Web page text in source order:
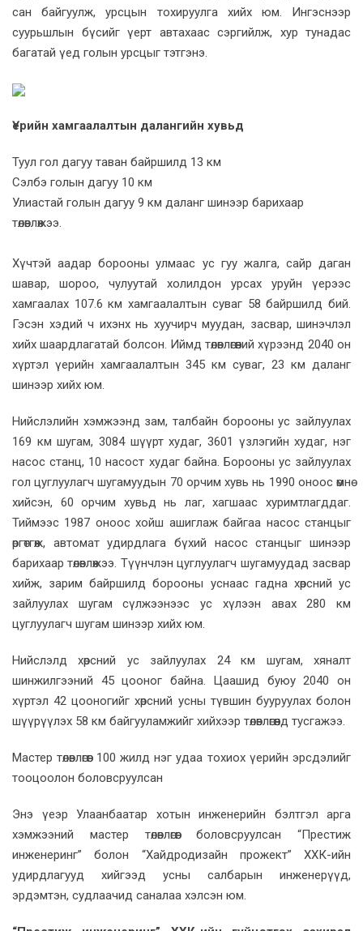
сан байгуулж, урсцын тохируулга хийх юм. Ингэснээр
суурьшлын бүсийг үерт автахаас сэргийлж, хур тунадас
багатай үед голын урсцыг тэтгэнэ.
Үерийн хамгаалалтын далангийн хувьд
Туул гол дагуу таван байршилд 13 км
Сэлбэ голын дагуу 10 км
Улиастай голын дагуу 9 км даланг шинээр барихаар
төлөвлөжээ.
Хүчтэй аадар борооны улмаас ус гуу жалга, сайр даган
шавар, шороо, чулуутай холилдон урсах уруйн үерээс
хамгаалах 107.6 км хамгаалалтын суваг 58 байршилд бий.
Гэсэн хэдий ч ихэнх нь хуучирч муудан, засвар, шинэчлэл
хийх шаардлагатай болсон. Иймд төлөвлөгөөний хүрээнд 2040 он
хүртэл үерийн хамгаалалтын 345 км суваг, 23 км даланг
шинээр хийх юм.
Нийслэлийн хэмжээнд зам, талбайн борооны ус зайлуулах
169 км шугам, 3084 шүүрт худаг, 3601 үзлэгийн худаг, нэг
насос станц, 10 насост худаг байна. Борооны ус зайлуулах
гол цуглуулагч шугамуудын 70 орчим хувь нь 1990 оноос өмнө
хийсэн, 60 орчим хувьд нь лаг, хагшаас хуримтлагддаг.
Тиймээс 1987 оноос хойш ашиглаж байгаа насос станцыг
өргөтгөж, автомат удирдлага бүхий насос станцыг шинээр
барихаар төлөвлөжээ. Түүнчлэн цуглуулагч шугамуудад засвар
хийж, зарим байршилд борооны уснаас гадна хөрсний ус
зайлуулах шугам сүлжээнээс ус хүлээн авах 280 км
цуглуулагч шугам шинээр хийх юм.
Нийслэлд хөрсний ус зайлуулах 24 км шугам, хяналт
шинжилгээний 45 цооног байна. Цаашид буюу 2040 он
хүртэл 42 цооногийг хөрсний усны түвшин бууруулах болон
шүүрүүлэх 58 км байгууламжийг хийхээр төлөвлөгөөнд тусгажээ.
Мастер төлөвлөгөөг 100 жилд нэг удаа тохиох үерийн эрсдэлийг
тооцоолон боловсруулсан
Энэ үеэр Улаанбаатар хотын инженерийн бэлтгэл арга
хэмжээний мастер төлөвлөгөөг боловсруулсан “Престиж
инженеринг” болон “Хайдродизайн прожект” ХХК-ийн
удирдлагууд хийгээд усны салбарын инженерүүд,
эрдэмтэн, судлаачид саналаа хэлсэн юм.